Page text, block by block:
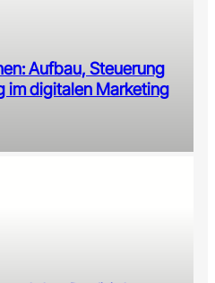
Aufbau, Steuerung
im digitalen Marketing